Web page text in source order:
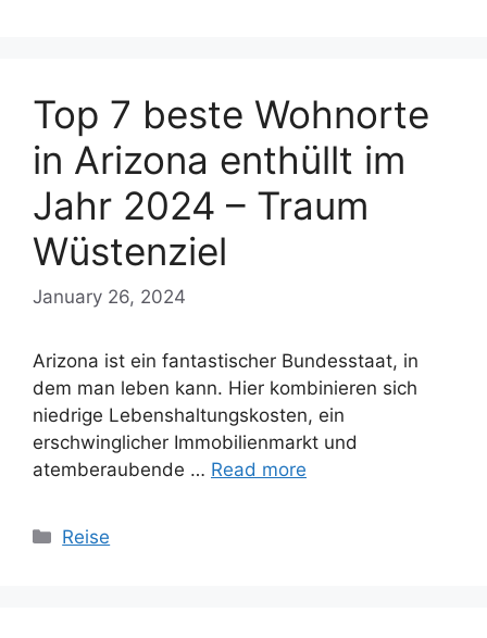
Top 7 beste Wohnorte
in Arizona enthüllt im
Jahr 2024 – Traum
Wüstenziel
January 26, 2024
Arizona ist ein fantastischer Bundesstaat, in
dem man leben kann. Hier kombinieren sich
niedrige Lebenshaltungskosten, ein
erschwinglicher Immobilienmarkt und
atemberaubende … Read more
Categories
Reise